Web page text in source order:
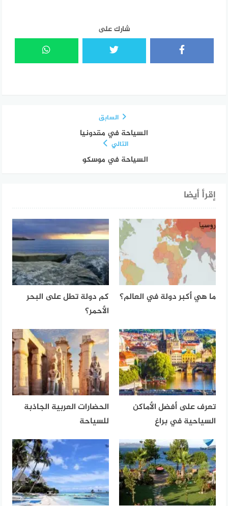
شارك على
السابق
السياحة في مقدونيا
التالي
السياحة في موسكو
إقرأ أيضا
ما هي أكبر دولة في العالم؟
كم دولة تطل على البحر
الأحمر؟
تعرف على أفضل الأماكن
السياحية في براغ
الحضارات العربية الجاذبة
للسياحة